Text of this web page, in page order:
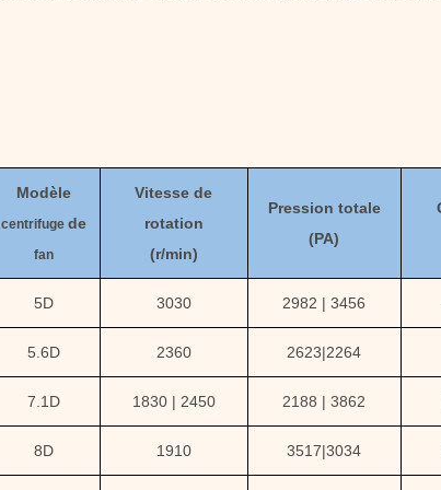
Modèle
centrifuge de
fan
Vitesse de
rotation
(r/min)
Pression totale
(PA)
5D 3030 2982 | 3456
5.6D 2360 2623|2264
7.1D 1830 | 2450 2188 | 3862
8D 1910 3517|3034